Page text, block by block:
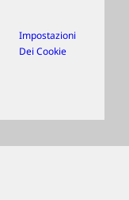
Impostazioni
Dei Cookie